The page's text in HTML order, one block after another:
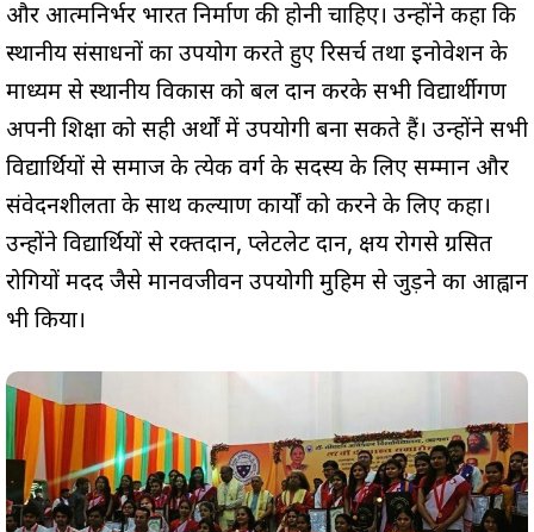
और आत्मनिर्भर भारत निर्माण की होनी चाहिए। उन्होंने कहा कि
स्थानीय संसाधनों का उपयोग करते हुए रिसर्च तथा इनोवेशन के
माध्यम से स्थानीय विकास को बल प्रदान करके सभी विद्यार्थीगण
अपनी शिक्षा को सही अर्थों में उपयोगी बना सकते हैं। उन्होंने सभी
विद्यार्थियों से समाज के प्रत्येक वर्ग के सदस्य के लिए सम्मान और
संवेदनशीलता के साथ कल्याण कार्यों को करने के लिए कहा।
उन्होंने विद्यार्थियों से रक्तदान, प्लेटलेट दान, क्षय रोगसे ग्रसित
रोगियों मदद जैसे मानवजीवन उपयोगी मुहिम से जुड़ने का आह्वान
भी किया।